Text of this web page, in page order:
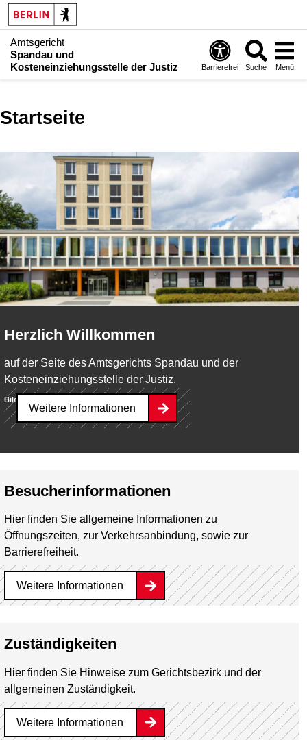
Amtsgericht
Spandau und
Kosteneinziehungsstelle der Justiz
Barrierefrei Suche Menü
Startseite
Herzlich Willkommen
auf der Seite des Amtsgerichts Spandau und der
Kosteneinziehungsstelle der Justiz.
Weitere Informationen
Bild:
Besucherinformationen
Hier finden Sie allgemeine Informationen zu
Öffnungszeiten, zur Verkehrsanbindung, sowie zur
Barrierefreiheit.
Weitere Informationen
Zuständigkeiten
Hier finden Sie Hinweise zum Gerichtsbezirk und der
allgemeinen Zuständigkeit.
Weitere Informationen